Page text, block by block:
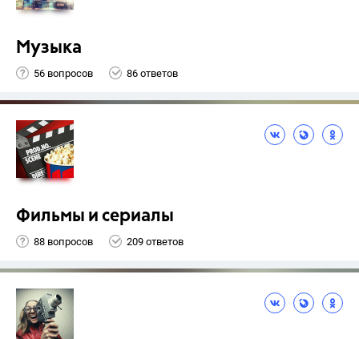
Музыка
56 вопросов 86 ответов
Фильмы и сериалы
88 вопросов 209 ответов